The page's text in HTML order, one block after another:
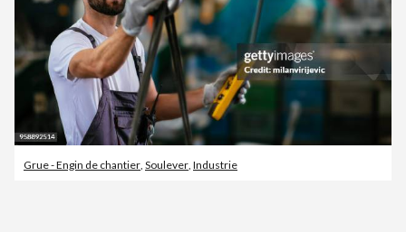
Grue - Engin de chantier Soulever Industrie